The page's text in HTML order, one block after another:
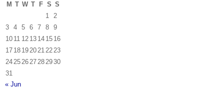
M T W T F S S
1
2
3
4 5 6 7 8
9
10 11 12 13 14 15 16
17 18 19 20 21 22 23
24 25 26 27 28 2930
31
« Jun